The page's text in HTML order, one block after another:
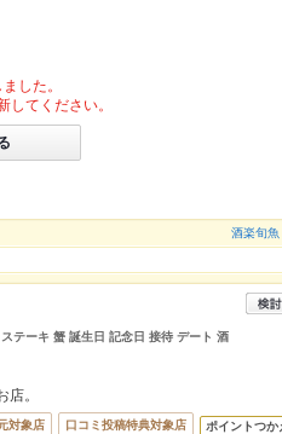
した。
してください。
酒楽旬
テーキ 蟹 誕生日 記念日 接待 デート 酒
。
対象店 口コミ投稿特典対象店 ポイントつか